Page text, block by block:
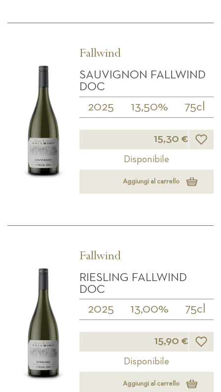
Fallwind
SAUVIGNON FALLWIND
DOC
2025 13,50% 75cl
15,30 €
Disponibile
Aggiungi al carrello
Fallwind
RIESLING FALLWIND
DOC
2025 13,00% 75cl
15,90 € Lista
Disponibile
Aggiungi al carrello